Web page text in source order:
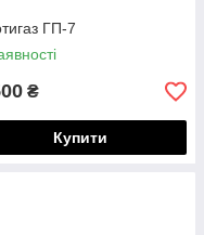
ГП-7
₴
Купити